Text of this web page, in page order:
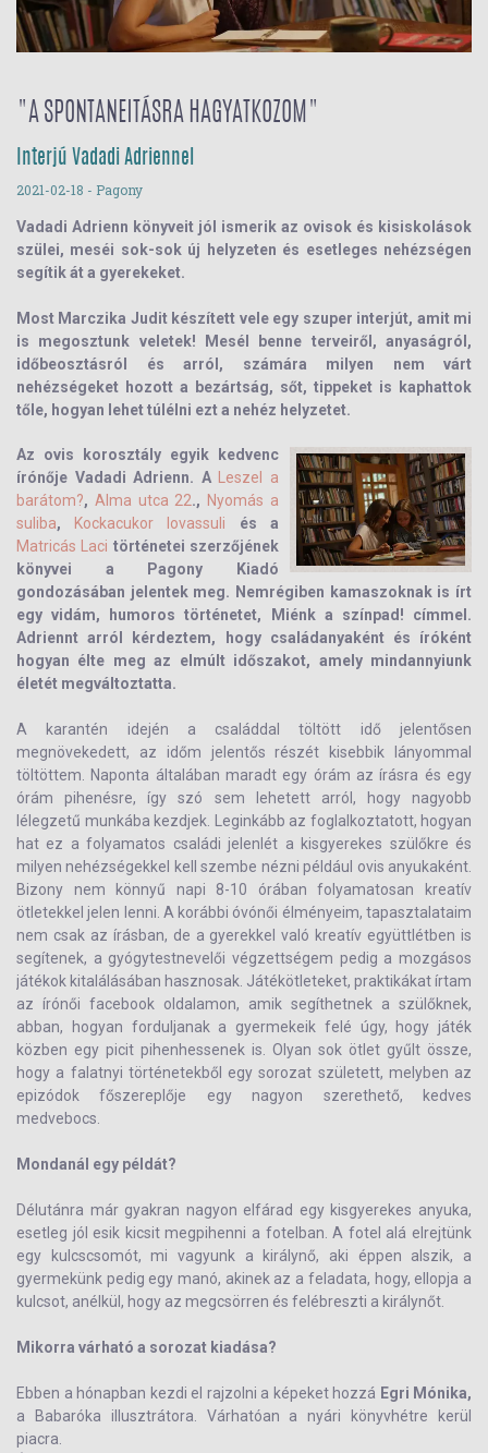
"A SPONTANEITÁSRA HAGYATKOZOM"
Interjú Vadadi Adriennel
2021-02-18 - Pagony
Vadadi Adrienn könyveit jól ismerik az ovisok és kisiskolások
szülei, meséi sok-sok új helyzeten és esetleges nehézségen
segítik át a gyerekeket.
Most Marczika Judit készített vele egy szuper interjút, amit mi
is megosztunk veletek! Mesél benne terveiről, anyaságról,
időbeosztásról és arról, számára milyen nem várt
nehézségeket hozott a bezártság, sőt, tippeket is kaphattok
tőle, hogyan lehet túlélni ezt a nehéz helyzetet.
Az ovis korosztály egyik kedvenc
írónője Vadadi Adrienn. A
Leszel a
barátom?, Alma utca 22., Nyomás a
suliba, Kockacukor lovassuli és a
Matricás Laci történetei szerzőjének
könyvei a Pagony Kiadó
gondozásában jelentek meg. Nemrégiben kamaszoknak is írt
egy vidám, humoros történetet, Miénk a színpad! címmel.
Adriennt arról kérdeztem, hogy családanyaként és íróként
hogyan élte meg az elmúlt időszakot, amely mindannyiunk
életét megváltoztatta.
A karantén idején a családdal töltött idő jelentősen
megnövekedett, az időm jelentős részét kisebbik lányommal
töltöttem. Naponta általában maradt egy órám az írásra és egy
órám pihenésre, így szó sem lehetett arról, hogy nagyobb
lélegzetű munkába kezdjek. Leginkább az foglalkoztatott, hogyan
hat ez a folyamatos családi jelenlét a kisgyerekes szülőkre és
milyen nehézségekkel kell szembe nézni például ovis anyukaként.
Bizony nem könnyű napi 8-10 órában folyamatosan kreatív
ötletekkel jelen lenni. A korábbi óvónői élményeim, tapasztalataim
nem csak az írásban, de a gyerekkel való kreatív együttlétben is
segítenek, a gyógytestnevelői végzettségem pedig a mozgásos
játékok kitalálásában hasznosak. Játékötleteket, praktikákat írtam
az írónői facebook oldalamon, amik segíthetnek a szülőknek,
abban, hogyan forduljanak a gyermekeik felé úgy, hogy játék
közben egy picit pihenhessenek is. Olyan sok ötlet gyűlt össze,
hogy a falatnyi történetekből egy sorozat született, melyben az
epizódok főszereplője egy nagyon szerethető, kedves
medvebocs.
Mondanál egy példát?
Délutánra már gyakran nagyon elfárad egy kisgyerekes anyuka,
esetleg jól esik kicsit megpihenni a fotelban. A fotel alá elrejtünk
egy kulcscsomót, mi vagyunk a királynő, aki éppen alszik, a
gyermekünk pedig egy manó, akinek az a feladata, hogy, ellopja a
kulcsot, anélkül, hogy az megcsörren és felébreszti a királynőt.
Mikorra várható a sorozat kiadása?
Ebben a hónapban kezdi el rajzolni a képeket hozzá Egri Mónika,
a Babaróka illusztrátora. Várhatóan a nyári könyvhétre kerül
piacra.